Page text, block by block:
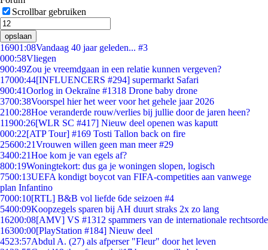
Scrollbar gebruiken
opslaan
16901:08Vandaag 40 jaar geleden... #3
000:58Vliegen
900:49Zou je vreemdgaan in een relatie kunnen vergeven?
17000:44[INFLUENCERS #294] supermarkt Safari
900:41Oorlog in Oekraïne #1318 Drone baby drone
3700:38Voorspel hier het weer voor het gehele jaar 2026
2100:28Hoe veranderde rouw/verlies bij jullie door de jaren heen?
11900:26[WLR SC #417] Nieuw deel openen was kaputt
000:22[ATP Tour] #169 Tosti Tallon back on fire
25600:21Vrouwen willen geen man meer #29
3400:21Hoe kom je van egels af?
800:19Woningtekort: dus ga je woningen slopen, logisch
7500:13UEFA kondigt boycot van FIFA-competities aan vanwege
plan Infantino
7000:10[RTL] B&B vol liefde 6de seizoen #4
5400:09Koopzegels sparen bij AH duurt straks 2x zo lang
16200:08[AMV] VS #1312 spammers van de internationale rechtsorde
16300:00[PlayStation #184] Nieuw deel
4523:57Abdul A. (27) als afperser "Fleur" door het leven